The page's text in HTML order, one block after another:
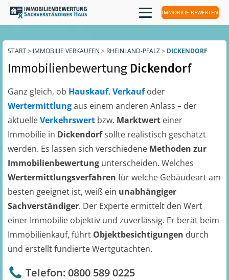
IMMOBILIE BEWERTEN
START> IMMOBILIE VERKAUFEN > RHEINLAND-PFALZ> DICKENDORF
Immobilienbewertung Dickendorf
Ganz gleich, ob Hauskauf, Verkaufoder
Wertermittlungaus einem anderen Anlass – der
aktuelleVerkehrswert bzw. Marktwert einer
Immobilie in Dickendorfsollte realistisch geschätzt
werden. Es lassen sich verschiedene Methoden zur
Immobilienbewertung unterscheiden. Welches
Wertermittlungsverfahren für welche Gebäudeart am
besten geeignet ist, weiß ein unabhängiger
Sachverständiger. Der Experte ermittelt den Wert
einer Immobilie objektiv und zuverlässig. Er berät beim
Immobilienkauf, führt Objektbesichtigungen durch
und erstellt fundierte Wertgutachten.
Telefon: 0800 589 0225